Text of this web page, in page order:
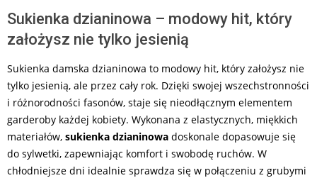
Sukienka dzianinowa – modowy hit, który
założysz nie tylko jesienią
Sukienka damska dzianinowa to modowy hit, który założysz nie
tylko jesienią, ale przez cały rok. Dzięki swojej wszechstronności
i różnorodności fasonów, staje się nieodłącznym elementem
garderoby każdej kobiety. Wykonana z elastycznych, miękkich
materiałów, sukienka dzianinowa doskonale dopasowuje się
do sylwetki, zapewniając komfort i swobodę ruchów. W
chłodniejsze dni idealnie sprawdza się w połączeniu z grubymi